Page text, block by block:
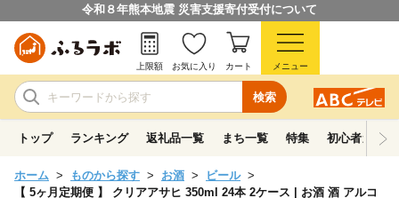
令和８年熊本地震 災害支援寄付受付について
検索
上限額 お気に入り カート メニュー
トップ ランキング 返礼品一覧 まち一覧 特集 初心者ガイド
ホーム ものから探す お酒
ビール
【 5ヶ月定期便 】 クリアアサヒ 350ml 24本 2ケース | お酒 酒 アルコ